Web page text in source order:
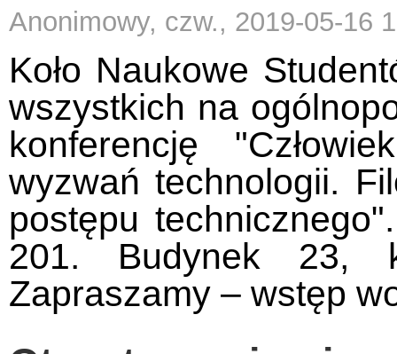
Anonimowy, czw., 2019-05-16
Koło Naukowe
wszystkich na
konferencję
wyzwań technologii.
postępu
201. Budynek 23,
Zapraszamy – wstęp